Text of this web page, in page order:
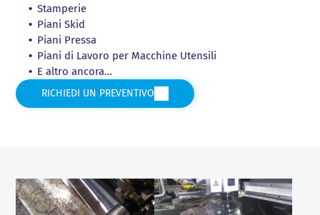
Stamperie
Piani Skid
Piani Pressa
Piani di Lavoro per Macchine Utensili
E altro ancora…
RICHIEDI UN PREVENTIVO